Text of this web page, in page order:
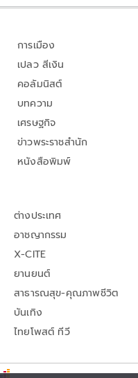
การเมือง
เปลว สีเงิน
คอลัมนิสต์
บทความ
เศรษฐกิจ
ข่าวพระราชสำนัก
หนังสือพิมพ์
ต่างประเทศ
อาชญากรรม
X-CITE
ยานยนต์
สาธารณสุข-คุณภาพชีวิต
บันเทิง
ไทยโพสต์ ทีวี